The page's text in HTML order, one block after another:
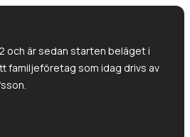
och är sedan starten beläget i
familjeföretag som idag drivs av